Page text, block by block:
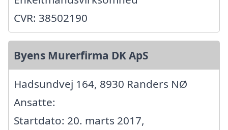
CVR: 38502190
Byens Murerfirma DK ApS
Hadsundvej 164, 8930 Randers NØ
Ansatte:
Startdato: 20. marts 2017,